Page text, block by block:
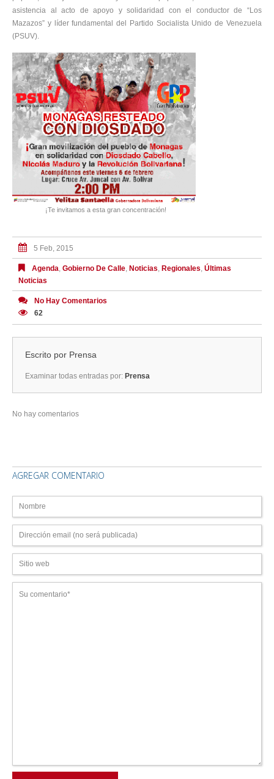
asistencia al acto de apoyo y solidaridad con el conductor de “Los
Mazazos” y líder fundamental del Partido Socialista Unido de Venezuela
(PSUV).
¡Te invitamos a esta gran concentración!
5 Feb, 2015
Agenda Gobierno De Calle, Noticias Regionales Últimas
Noticias
No Hay Comentarios
62
Escrito por Prensa
Examinar todas entradas por: Prensa
No hay comentarios
AGREGAR COMENTARIO